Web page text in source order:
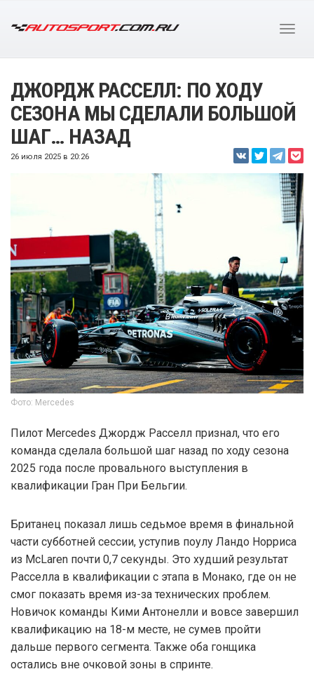
ДЖОРДЖ РАССЕЛЛ: ПО ХОДУ
СЕЗОНА МЫ СДЕЛАЛИ БОЛЬШОЙ
ШАГ… НАЗАД
26 июля 2025 в 20:26
Фото: Mercedes
Пилот Mercedes Джордж Расселл признал, что его
команда сделала большой шаг назад по ходу сезона
2025 года после провального выступления в
квалификации Гран При Бельгии.
Британец показал лишь седьмое время в финальной
части субботней сессии, уступив поулу Ландо Норриса
из McLaren почти 0,7 секунды. Это худший результат
Расселла в квалификации с этапа в Монако, где он не
смог показать время из-за технических проблем.
Новичок команды Кими Антонелли и вовсе завершил
квалификацию на 18-м месте, не сумев пройти
дальше первого сегмента. Также оба гонщика
остались вне очковой зоны в спринте.